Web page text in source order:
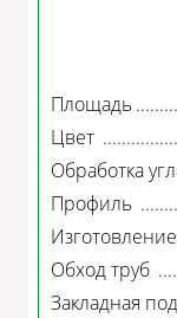
Площадь
Цвет
Обработка
Профиль
Обход труб
Закладная